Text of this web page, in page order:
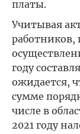
платы.
Учитывая
работников,
году
ожидается,
сумме
числе в
2021 году